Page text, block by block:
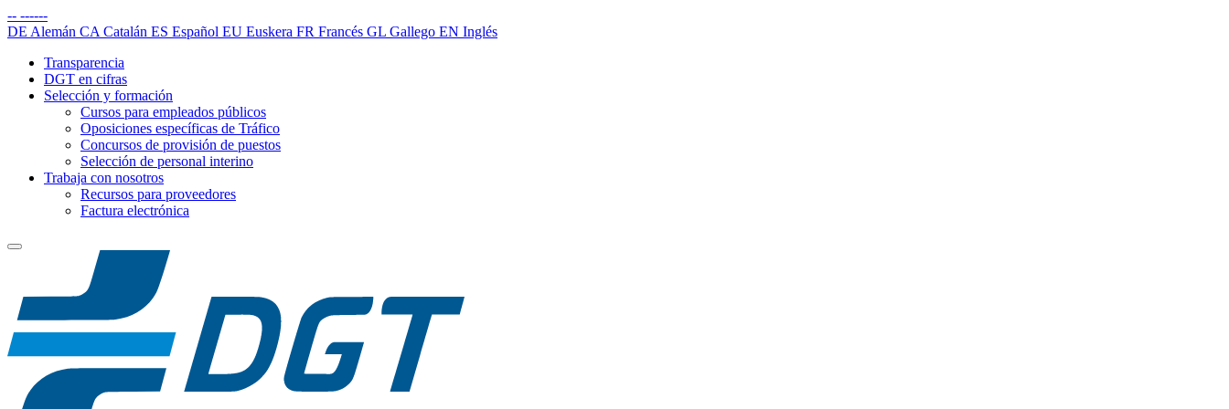
-- ------
DE Alemán CA Catalán ES Español EU Euskera FR Francés GL Gallego EN Inglés
Transparencia
DGT en cifras
Selección y formación
Cursos para empleados públicos
Oposiciones específicas de Tráfico
Concursos de provisión de puestos
Selección de personal interino
Trabaja con nosotros
Recursos para proveedores
Factura electrónica